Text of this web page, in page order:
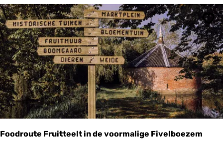
t
e
'
R
i
j
k
d
o
m
z
o
v
e
rFoodroute Fruitteelt in de voormalige Fivelboezem